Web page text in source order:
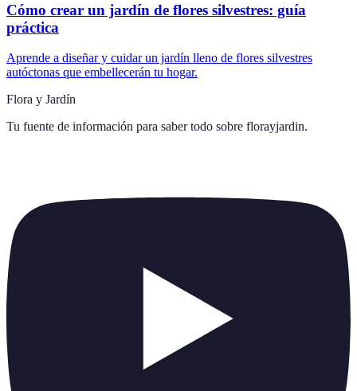
Cómo crear un jardín de flores silvestres: guía
práctica
Aprende a diseñar y cuidar un jardín lleno de flores silvestres
autóctonas que embellecerán tu hogar.
Flora y Jardín
Tu fuente de información para saber todo sobre florayjardin.